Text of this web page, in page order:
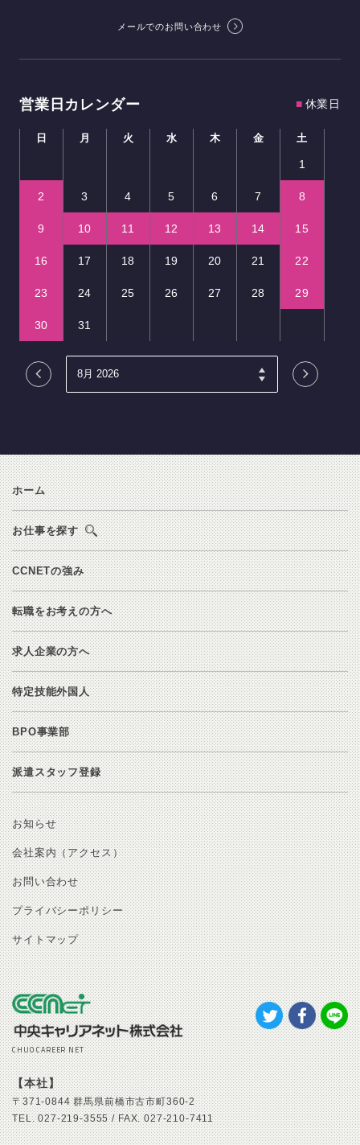
メールでのお問い合わせ
営業日カレンダー ■ 休業日
日 月 火 水 木 金 土
1
2 3 4 5 6 7 8
9 10 11 12 13 14 15
16 17 18 19 20 21 22
23 24 25 26 27 28 29
30 31
CHUO CAREER NET
【本社】
〒371-0844 群馬県前橋市古市町360-2
TEL. 027-219-3555 / FAX. 027-210-7411
ホーム
お仕事を探す
CCNETの強み
転職をお考えの方へ
求人企業の方へ
特定技能外国人
BPO事業部
派遣スタッフ登録
お知らせ
会社案内（アクセス）
お問い合わせ
プライバシーポリシー
サイトマップ